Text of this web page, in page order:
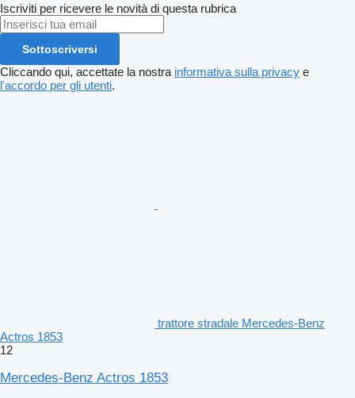
Iscriviti per ricevere le novità di questa rubrica
Sottoscriversi
Cliccando qui, accettate la nostra informativa sulla privacy e
l'accordo per gli utenti.
trattore stradale Mercedes-Benz
Actros 1853
12
Mercedes-Benz Actros 1853